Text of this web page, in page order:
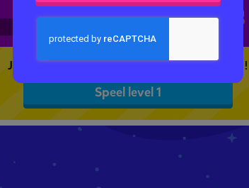
Je kunt 5 gratis quizzen spelen. Speel de eerste!
Speel level 1